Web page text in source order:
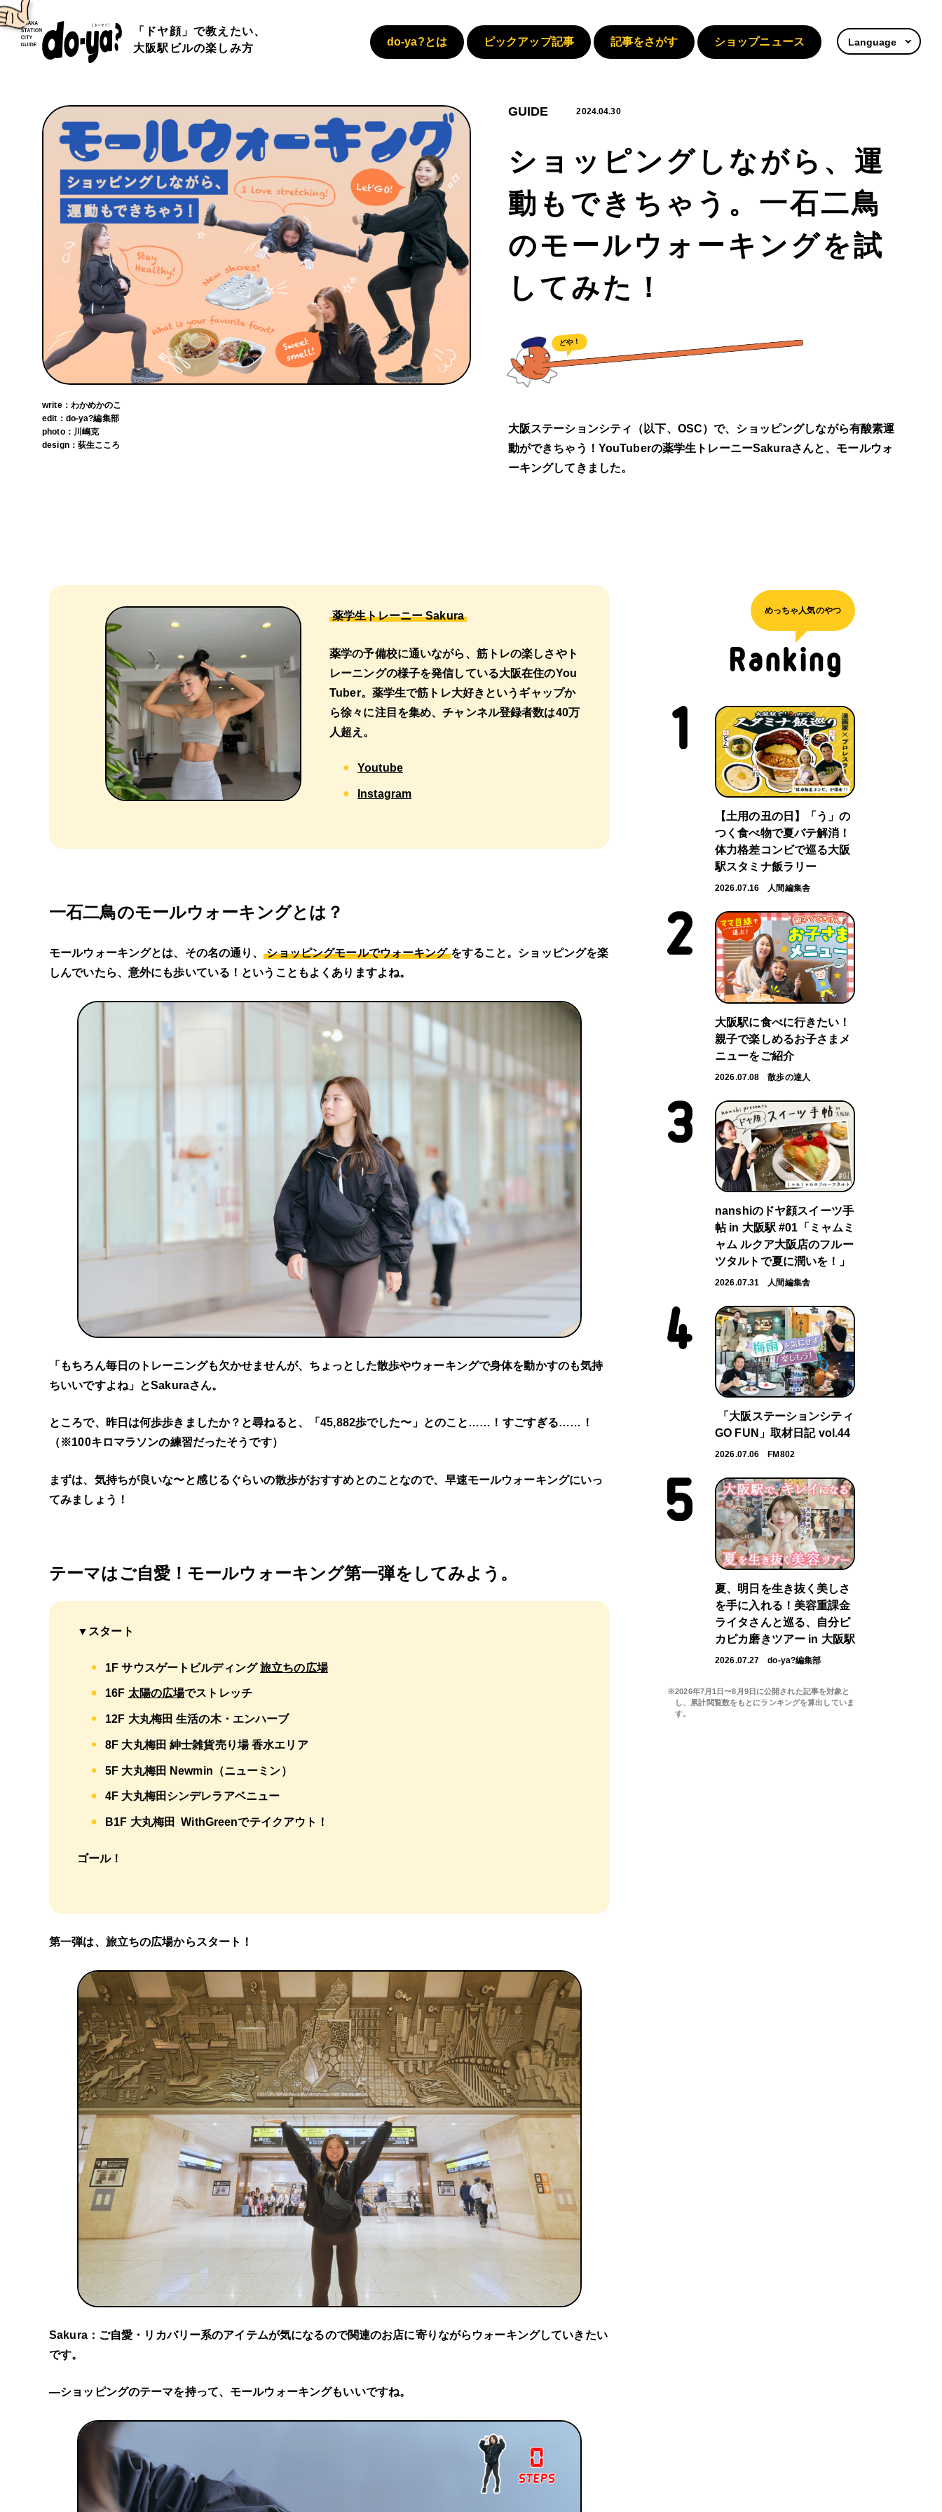
「ドヤ顔」で教えたい、
大阪駅ビルの楽しみ方
do-ya?とは ピックアップ記事 記事をさがす ショップニュース Language
GUIDE 2024.04.30
ショッピングしながら、運
動もできちゃう。一石二鳥
のモールウォーキングを試
してみた！
どや！
大阪ステーションシティ（以下、OSC）で、ショッピングしながら有酸素運
動ができちゃう！YouTuberの薬学生トレーニーSakuraさんと、モールウォ
ーキングしてきました。
write：わかめかのこ
edit：do-ya?編集部
photo：川嶋克
design：荻生こころ
薬学生トレーニー Sakura
薬学の予備校に通いながら、筋トレの楽しさやト
レーニングの様子を発信している大阪在住のYou
Tuber。薬学生で筋トレ大好きというギャップか
ら徐々に注目を集め、チャンネル登録者数は40万
人超え。
Youtube
Instagram
一石二鳥のモールウォーキングとは？
モールウォーキングとは、その名の通り、 ショッピングモールでウォーキング をすること。ショッピングを楽
しんでいたら、意外にも歩いている！ということもよくありますよね。
「もちろん毎日のトレーニングも欠かせませんが、ちょっとした散歩やウォーキングで身体を動かすのも気持
ちいいですよね」とSakuraさん。
ところで、昨日は何歩歩きましたか？と尋ねると、「45,882歩でした〜」とのこと……！すごすぎる……！
（※100キロマラソンの練習だったそうです）
まずは、気持ちが良いな〜と感じるぐらいの散歩がおすすめとのことなので、早速モールウォーキングにいっ
てみましょう！
テーマはご自愛！モールウォーキング第一弾をしてみよう。
▼スタート
1F サウスゲートビルディング旅立ちの広場
16F 太陽の広場でストレッチ
12F 大丸梅田 生活の木・エンハーブ
8F 大丸梅田 紳士雑貨売り場 香水エリア
5F 大丸梅田 Newmin（ニューミン）
4F 大丸梅田シンデレラアベニュー
B1F 大丸梅田 WithGreenでテイクアウト！
ゴール！
第一弾は、旅立ちの広場からスタート！
Sakura：ご自愛・リカバリー系のアイテムが気になるので関連のお店に寄りながらウォーキングしていきたい
です。
―ショッピングのテーマを持って、モールウォーキングもいいですね。
めっちゃ人気のやつ
【土用の丑の日】「う」の
つく食べ物で夏バテ解消！
体力格差コンビで巡る大阪
駅スタミナ飯ラリー
2026.07.16 人間編集舎
大阪駅に食べに行きたい！
親子で楽しめるお子さまメ
ニューをご紹介
2026.07.08 散歩の達人
nanshiのドヤ顔スイーツ手
帖 in 大阪駅 #01「ミャムミ
ャム ルクア大阪店のフルー
ツタルトで夏に潤いを！」
2026.07.31 人間編集舎
「大阪ステーションシティ
GO FUN」取材日記 vol.44
2026.07.06 FM802
夏、明日を生き抜く美しさ
を手に入れる！美容重課金
ライタさんと巡る、自分ピ
カピカ磨きツアー in 大阪駅
2026.07.27 do-ya?編集部
※2026年7月1日〜8月9日に公開された記事を対象と
し、累計閲覧数をもとにランキングを算出していま
す。